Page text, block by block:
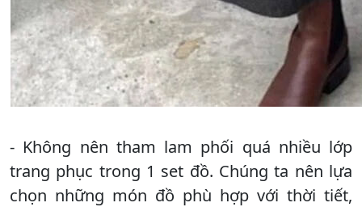
- Không nên tham lam phối quá nhiều lớp
trang phục trong 1 set đồ. Chúng ta nên lựa
chọn những món đồ phù hợp với thời tiết,